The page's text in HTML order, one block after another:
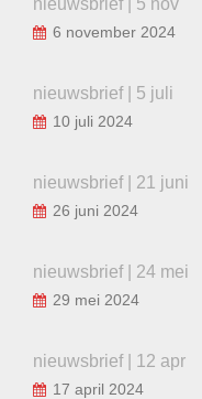
6 november 2024
nieuwsbrief | 5 juli
10 juli 2024
nieuwsbrief | 21 juni
26 juni 2024
nieuwsbrief | 24 mei
29 mei 2024
nieuwsbrief | 12 apr
17 april 2024